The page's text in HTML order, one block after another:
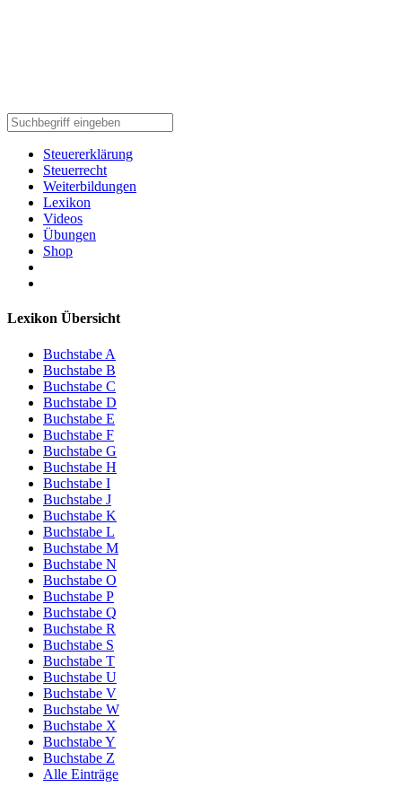
Steuererklärung
Steuerrecht
Weiterbildungen
Lexikon
Videos
Übungen
Shop
Lexikon Übersicht
Buchstabe A
Buchstabe B
Buchstabe C
Buchstabe D
Buchstabe E
Buchstabe F
Buchstabe G
Buchstabe H
Buchstabe I
Buchstabe J
Buchstabe K
Buchstabe L
Buchstabe M
Buchstabe N
Buchstabe O
Buchstabe P
Buchstabe Q
Buchstabe R
Buchstabe S
Buchstabe T
Buchstabe U
Buchstabe V
Buchstabe W
Buchstabe X
Buchstabe Y
Buchstabe Z
Alle Einträge